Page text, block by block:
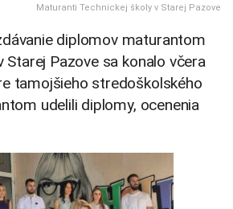
Maturanti Technickej školy v Starej Pazove
diplomov maturantom
Starej Pazove sa konalo včera
tamojšieho stredoškolského
udelili diplomy, ocenenia